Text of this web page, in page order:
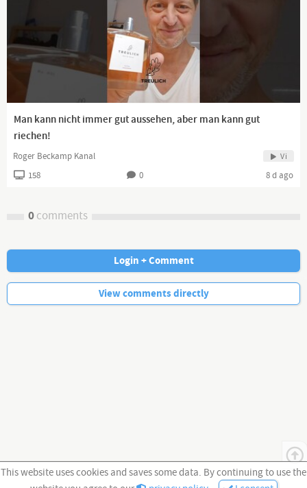
This website uses cookies and saves some data. By continuing to use the
Man kann nicht immer gut aussehen, aber man kann gut
riechen!
Roger Beckamp Kanal Vi
158 0 8 d ago
0comments
No more comments.
Login + Comment
View comments directly